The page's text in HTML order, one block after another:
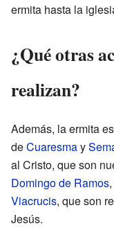
ermita hasta la
¿Qué otras
realizan?
Además, la ermita
deCuaresmay
al Cristo, que son
Domingo de Ramos
Viacrucis, que son
Jesús.